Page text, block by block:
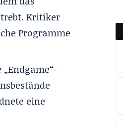
Kritiker
Programme
eine